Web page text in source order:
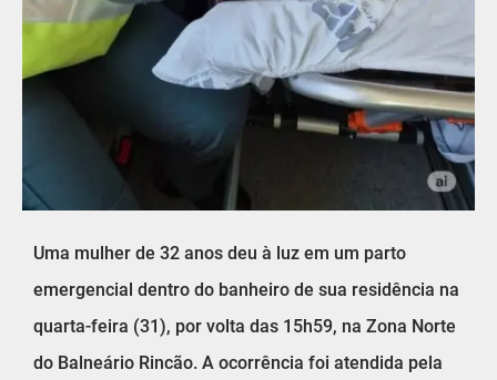
Uma mulher de 32 anos deu à luz em um parto
emergencial dentro do banheiro de sua residência na
quarta-feira (31), por volta das 15h59, na Zona Norte
do Balneário Rincão. A ocorrência foi atendida pela